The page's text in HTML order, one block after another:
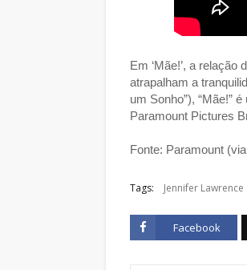
Em ‘Mãe!’, a
atrapalham a
um Sonho”), “Mãe!”
Paramount Pictures
Fonte: Paramount
Tags: Jennifer Lawrence
Facebook